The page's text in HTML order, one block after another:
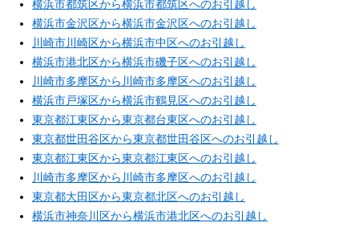
横浜市都筑区から横浜市都筑区へのお引越し
横浜市金沢区から横浜市金沢区へのお引越し
川崎市川崎区から横浜市中区へのお引越し
横浜市港北区から横浜市磯子区へのお引越し
川崎市多摩区から川崎市多摩区へのお引越し
横浜市戸塚区から横浜市鶴見区へのお引越し
東京都江東区から東京都台東区へのお引越し
東京都世田谷区から東京都世田谷区へのお引越し
東京都江東区から東京都江東区へのお引越し
川崎市多摩区から川崎市多摩区へのお引越し
東京都大田区から東京都北区へのお引越し
横浜市神奈川区から横浜市港北区へのお引越し